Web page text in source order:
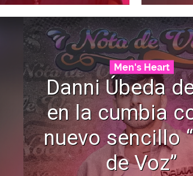
Men's Heart
Danni Úbeda
en la cumbia
nuevo sencillo
de Voz”